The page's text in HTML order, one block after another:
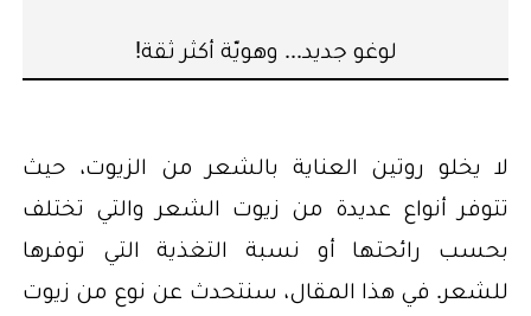
لوغو جديد... وهويّة أكثر ثقة!
لا يخلو روتين العناية بالشعر من الزيوت، حيث
تتوفر أنواع عديدة من زيوت الشعر والتي تختلف
بحسب رائحتها أو نسبة التغذية التي توفرها
للشعر. في هذا المقال، سنتحدث عن نوع من زيوت